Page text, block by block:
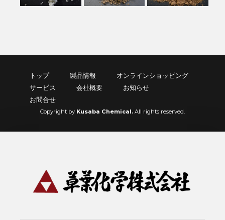
トップ 製品情報
オンラインショッピング
サービス
会社概要
お知らせ
お問合せ
Copyright by Kusaba Chemical. All rights reserved.